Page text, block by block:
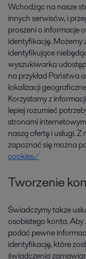
Wchodząc na nasze
innych serwisów, i
proszeni o informacje
identyfikację.
identyfikujące
wyszukiwarka
na przykład Państwa
lokalizacji
Korzystamy z
lepiej rozumieć
stronami
naszą ofertę i usługi.
zapoznać się można
cookies/
Tworzenie
Świadczymy także
osobistego konta.
podać pewne
identyfikację, które
świadczenia